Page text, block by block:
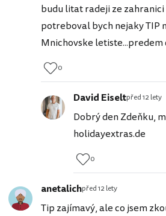
budu litat radeji ze zahranici
potreboval bych nejaky TIP
Mnichovske letiste...predem
0
David Eiseltpřed 12 lety
Dobrý den Zdeňku,
holidayextras.de
0
anetalichpřed 12 lety
Tip zajímavý, ale co jsem